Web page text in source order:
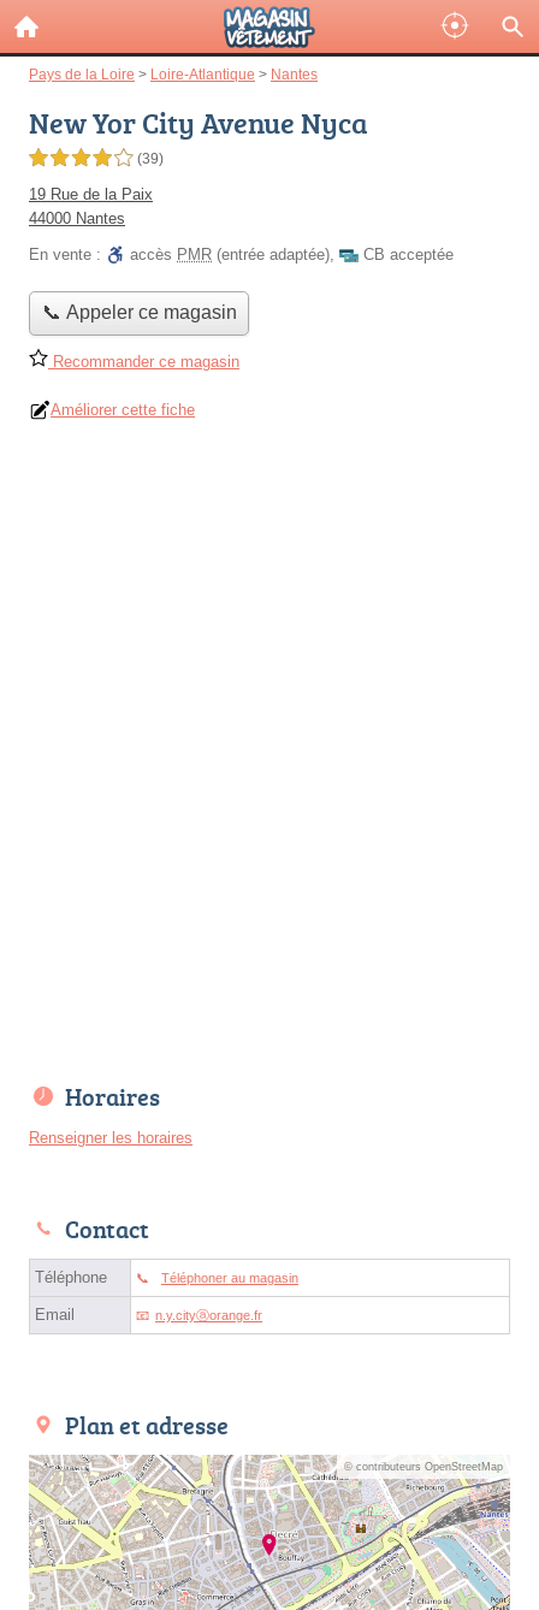
Pays de la Loire > Loire-Atlantique > Nantes
New Yor City Avenue Nyca
4,0 étoiles sur 5 (39)
19 Rue de la Paix
44000 Nantes
En vente :
accès PMR (entrée adaptée), CB acceptée
📞 Appeler ce magasin
Recommander ce magasin
Améliorer cette fiche
Horaires
Renseigner les horaires
Contact
Téléphone Téléphoner au magasin
Email n.y.cityⓐorange.fr
Plan et adresse
© contributeurs OpenStreetMap